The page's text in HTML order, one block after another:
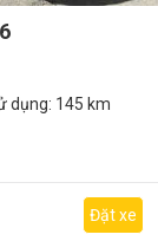
dụng: 145 km
Đặt xe